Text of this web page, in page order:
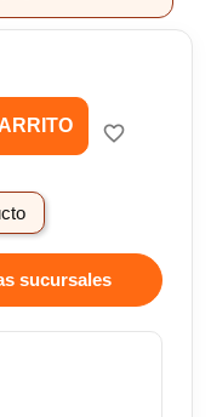
favorite_border
sucursales